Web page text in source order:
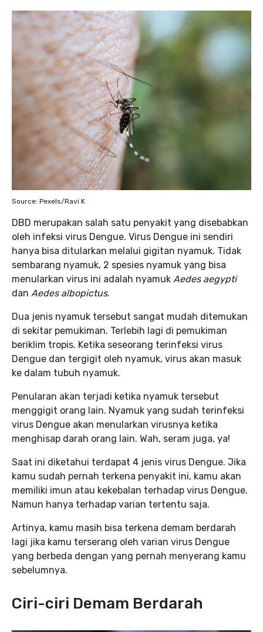
Source: Pexels/Ravi K
DBD merupakan salah satu penyakit yang disebabkan
oleh infeksi virus Dengue. Virus Dengue ini sendiri
hanya bisa ditularkan melalui gigitan nyamuk. Tidak
sembarang nyamuk, 2 spesies nyamuk yang bisa
menularkan virus ini adalah nyamuk Aedes aegypti
dan Aedes albopictus.
Dua jenis nyamuk tersebut sangat mudah ditemukan
di sekitar pemukiman. Terlebih lagi di pemukiman
beriklim tropis. Ketika seseorang terinfeksi virus
Dengue dan tergigit oleh nyamuk, virus akan masuk
ke dalam tubuh nyamuk.
Penularan akan terjadi ketika nyamuk tersebut
menggigit orang lain. Nyamuk yang sudah terinfeksi
virus Dengue akan menularkan virusnya ketika
menghisap darah orang lain. Wah, seram juga, ya!
Saat ini diketahui terdapat 4 jenis virus Dengue. Jika
kamu sudah pernah terkena penyakit ini, kamu akan
memiliki imun atau kekebalan terhadap virus Dengue.
Namun hanya terhadap varian tertentu saja.
Artinya, kamu masih bisa terkena demam berdarah
lagi jika kamu terserang oleh varian virus Dengue
yang berbeda dengan yang pernah menyerang kamu
sebelumnya.
Ciri-ciri Demam Berdarah